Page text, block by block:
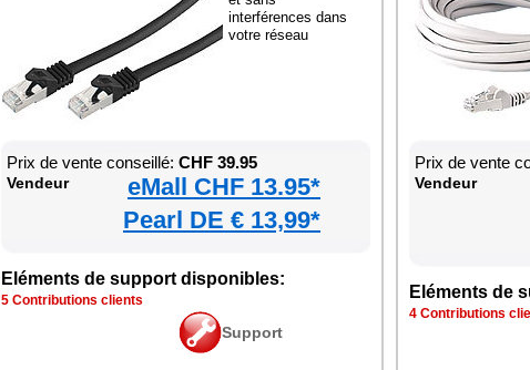
interférences dans
votre réseau
Prix de vente conseillé: CHF 39.95
Vendeur
eMall CHF 13.95*
Pearl DE € 13,99*
Eléments de support disponibles:
5 Contributions clients
Support
Prix de vente
Vendeur
Eléments de
4 Contributions